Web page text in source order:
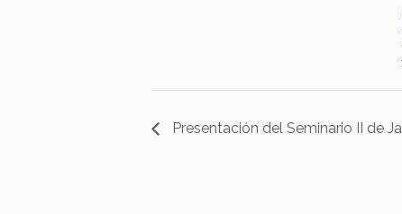
Presentación del Seminario II de